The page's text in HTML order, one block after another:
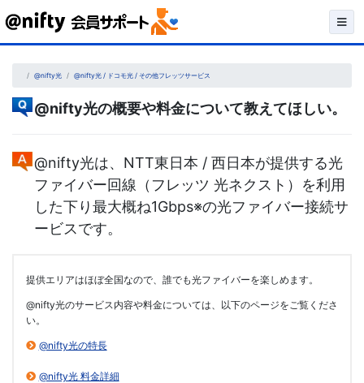
Skip
content @nifty光 @nifty光 / ドコモ光 / その他フレッツサービス
@nifty光の概要や料金について教えてほしい。
@nifty光は、NTT東日本 / 西日本が提供する光
ファイバー回線（フレッツ 光ネクスト）を利用
した下り最大概ね1Gbps※の光ファイバー接続サ
ービスです。
提供エリアはほぼ全国なので、誰でも光ファイバーを楽しめます。
@nifty光のサービス内容や料金については、以下のページをご覧くださ
い。
@nifty光の特長
@nifty光 料金詳細